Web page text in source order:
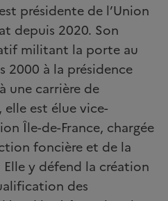
présidente de l’Union
depuis 2020. Son
militant la porte au
2000 à la présidence
une carrière de
elle est élue vice-
Île-de-France, chargée
foncière et de la
y défend la création
des